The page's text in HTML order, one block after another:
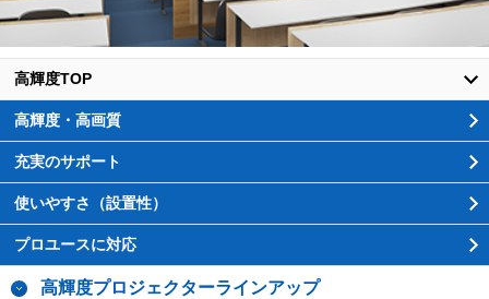
高輝度プロジェクターラインアップ